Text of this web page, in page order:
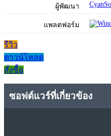
ผู้พัฒนา
แพลตฟอร์ม
รีวิว
ดาวน์โหลด
สั่งซื้อ
ซอฟต์แวร์ที่เกี่ยวข้อง